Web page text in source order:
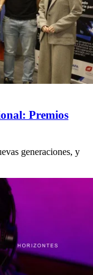
Premios
generaciones, y